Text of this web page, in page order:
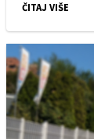
ČITAJ VIŠE